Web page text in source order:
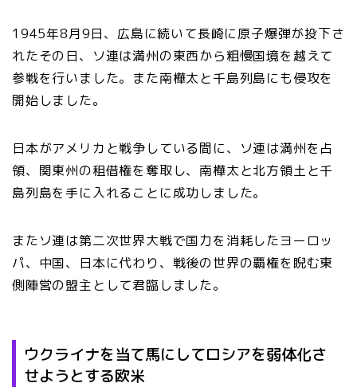
1945年8月9日、広島に続いて長崎に原子爆弾が投下さ
れたその日、ソ連は満州の東西から粗慢国境を越えて
参戦を行いました。また南樺太と千島列島にも侵攻を
開始しました。
日本がアメリカと戦争している間に、ソ連は満州を占
領、関東州の租借権を奪取し、南樺太と北方領土と千
島列島を手に入れることに成功しました。
またソ連は第二次世界大戦で国力を消耗したヨーロッ
パ、中国、日本に代わり、戦後の世界の覇権を睨む東
側陣営の盟主として君臨しました。
ウクライナを当て馬にしてロシアを弱体化さ
せようとする欧米